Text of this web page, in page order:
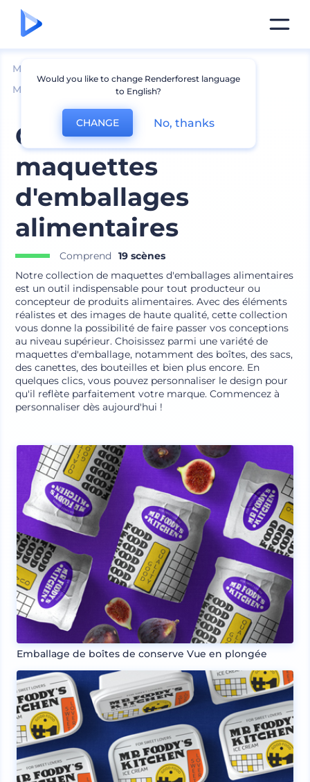
Mockups
Maquette d՛emballage alimentaire
Collection de
maquettes
d'emballages
alimentaires
Comprend
19 scènes
Notre collection de maquettes d'emballages alimentaires
est un outil indispensable pour tout producteur ou
concepteur de produits alimentaires. Avec des éléments
réalistes et des images de haute qualité, cette collection
vous donne la possibilité de faire passer vos conceptions
au niveau supérieur. Choisissez parmi une variété de
maquettes d'emballage, notamment des boîtes, des sacs,
des canettes, des bouteilles et bien plus encore. En
quelques clics, vous pouvez personnaliser le design pour
qu'il reflète parfaitement votre marque. Commencez à
personnaliser dès aujourd'hui !
Emballage de boîtes de conserve Vue en plongée
Would you like to change Renderforest language
to English?
CHANGE No, thanks